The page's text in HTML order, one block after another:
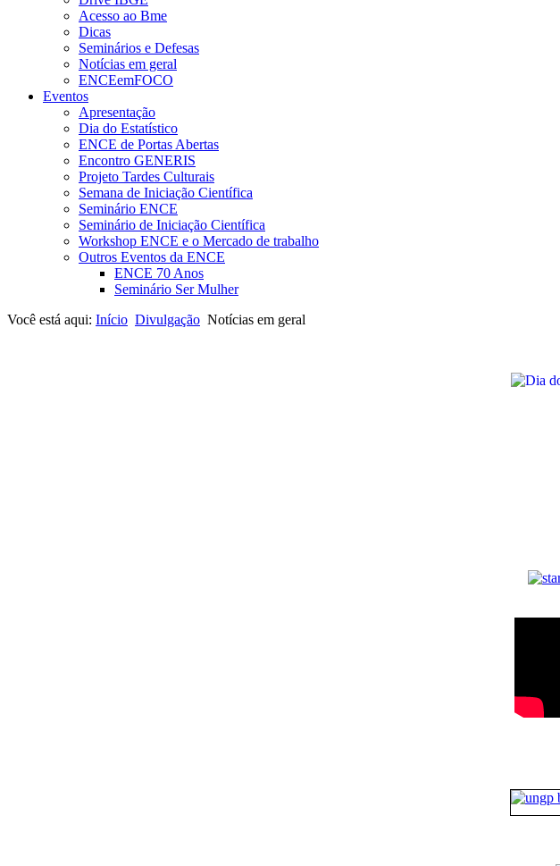
Acesso ao Bme
Dicas
Seminários e Defesas
Notícias em geral
ENCEemFOCO
Eventos
Apresentação
Dia do Estatístico
ENCE de Portas Abertas
Encontro GENERIS
Projeto Tardes Culturais
Semana de Iniciação Científica
Seminário ENCE
Seminário de Iniciação Científica
Workshop ENCE e o Mercado de trabalho
Outros Eventos da ENCE
ENCE 70 Anos
Seminário Ser Mulher
Você está aqui: Início Divulgação Notícias em geral